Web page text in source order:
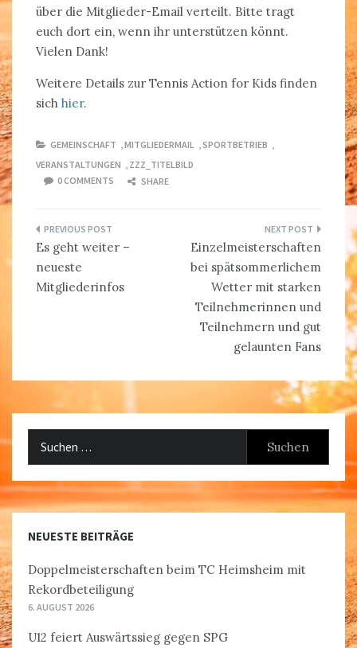
über die Mitglieder-Email verteilt. Bitte tragt
euch dort ein, wenn ihr unterstützen könnt.
Vielen Dank!
Weitere Details zur Tennis Action for Kids finden
sich hier.
GEMEINSCHAFT MITGLIEDERMAIL SPORTBETRIEB
VERANSTALTUNGEN
ZZZ_TITELBILD
0 COMMENTS
SHARE
Beitragsnavigation
Es geht weiter –
neueste
Mitgliederinfos
Einzelmeisterschaften
bei spätsommerlichem
Wetter mit starken
Teilnehmerinnen und
Teilnehmern und gut
gelaunten Fans
NEUESTE BEITRÄGE
Doppelmeisterschaften beim TC Heimsheim mit
Rekordbeteiligung
6. AUGUST 2026
U12 feiert Auswärtssieg gegen SPG